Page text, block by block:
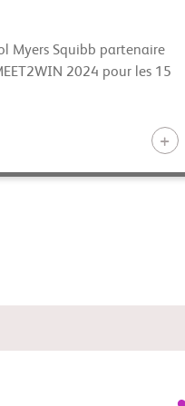
Myers Squibb partenaire
2024 pour les 15